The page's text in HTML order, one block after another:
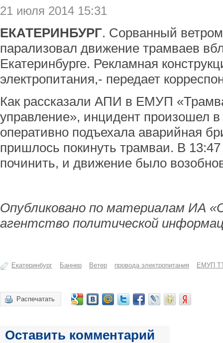
21 июля 2014 15:31
ЕКАТЕРИНБУРГ. Сорванный
парализовал движение трамваев
Екатеринбурге. Рекламная
электропитания,- передает
Как рассказали АПИ в ЕМУП
управление», инцидент произошел
оперативно подъехала аварийная
пришлось покинуть трамваи. В
починить, и движение было
Опубликовано по материалам ИА
агентство политической
Екатеринбург Баннер Ветер провода электропитания ЕМУП
Распечатать
Оставить комментарий